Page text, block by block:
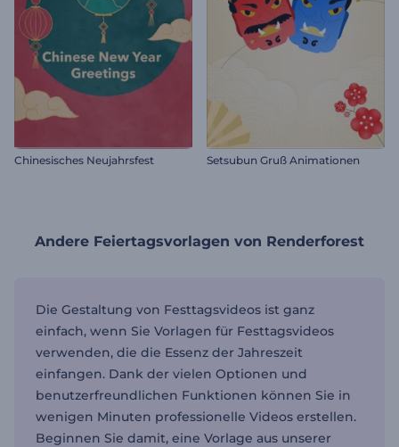
Chinesisches Neujahrsfest Setsubun Gruß Animationen
Andere Feiertagsvorlagen von Renderforest
Die Gestaltung von Festtagsvideos ist ganz
einfach, wenn Sie Vorlagen für Festtagsvideos
verwenden, die die Essenz der Jahreszeit
einfangen. Dank der vielen Optionen und
benutzerfreundlichen Funktionen können Sie in
wenigen Minuten professionelle Videos erstellen.
Beginnen Sie damit, eine Vorlage aus unserer